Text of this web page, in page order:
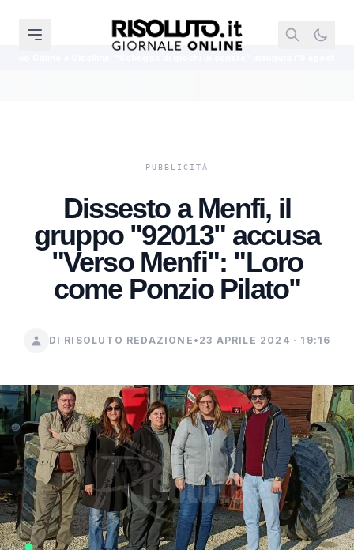
Dissesto a Menfi, il
gruppo "92013" accusa
"Verso Menfi": "Loro
come Ponzio Pilato"
DI RISOLUTO REDAZIONE • 23 APRILE 2024 · 19:16